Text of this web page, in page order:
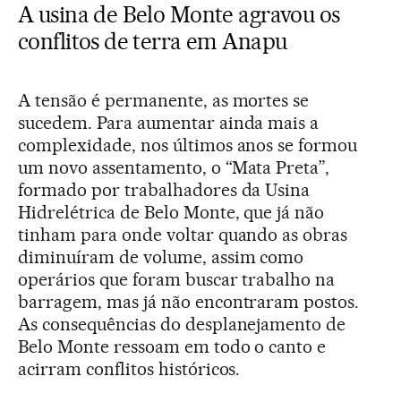
A usina de Belo Monte agravou os
conflitos de terra em Anapu
A tensão é permanente, as mortes se
sucedem. Para aumentar ainda mais a
complexidade, nos últimos anos se formou
um novo assentamento, o “Mata Preta”,
formado por trabalhadores da Usina
Hidrelétrica de Belo Monte, que já não
tinham para onde voltar quando as obras
diminuíram de volume, assim como
operários que foram buscar trabalho na
barragem, mas já não encontraram postos.
As consequências do desplanejamento de
Belo Monte ressoam em todo o canto e
acirram conflitos históricos.